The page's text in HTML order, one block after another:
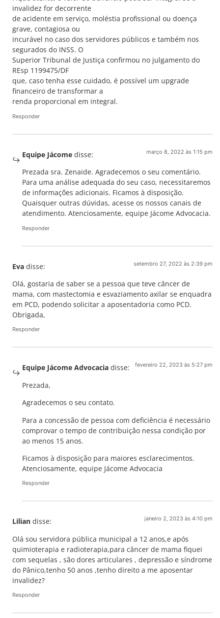
invalidez for decorrente
de acidente em serviço, moléstia profissional ou doença
grave, contagiosa ou
incurável no caso dos servidores públicos e também nos
segurados do INSS. O
Superior Tribunal de Justiça confirmou no julgamento do
REsp 1199475/DF
que, caso tenha esse cuidado, é possível um upgrade
financeiro de transformar a
renda proporcional em integral.
Responder
Equipe Jácome disse: março 8, 2022 às 1:15 pm
Prezada sra. Zenaide. Agradecemos o seu comentário.
Para uma análise adequada do seu caso, necessitaremos
de informações adicionais. Ficamos à disposição.
Quaisquer outras dúvidas, acesse os nossos canais de
atendimento. Atenciosamente, equipe Jácome Advocacia.
Responder
Eva disse: setembro 27, 2022 às 2:39 pm
Olá, gostaria de saber se a pessoa que teve câncer de
mama, com mastectomia e esvaziamento axilar se enquadra
em PCD, podendo solicitar a aposentadoria como PCD.
Obrigada,
Responder
Equipe Jácome Advocacia disse: fevereiro 22, 2023 às 5:27 pm
Prezada,
Agradecemos o seu contato.
Para a concessão de pessoa com deficiência é necessário
comprovar o tempo de contribuição nessa condição por
ao menos 15 anos.
Ficamos à disposição para maiores esclarecimentos.
Atenciosamente, equipe Jácome Advocacia
Responder
Lilian disse: janeiro 2, 2023 às 4:10 pm
Olá sou servidora pública municipal a 12 anos,e após
quimioterapia e radioterapia,para câncer de mama fiquei
com sequelas , são dores articulares , depressão e síndrome
do Pânico,tenho 50 anos ,tenho direito a me aposentar
invalidez?
Responder